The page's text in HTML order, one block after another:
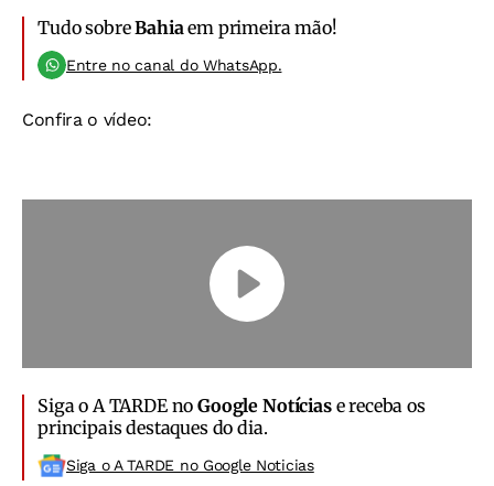
Tudo sobreBahiaem primeira mão!
Entre no canal do WhatsApp.
Confira o vídeo:
Siga o A TARDE noGoogle Notíciase receba os
principais destaques do dia.
Siga o A TARDE no Google Noticias